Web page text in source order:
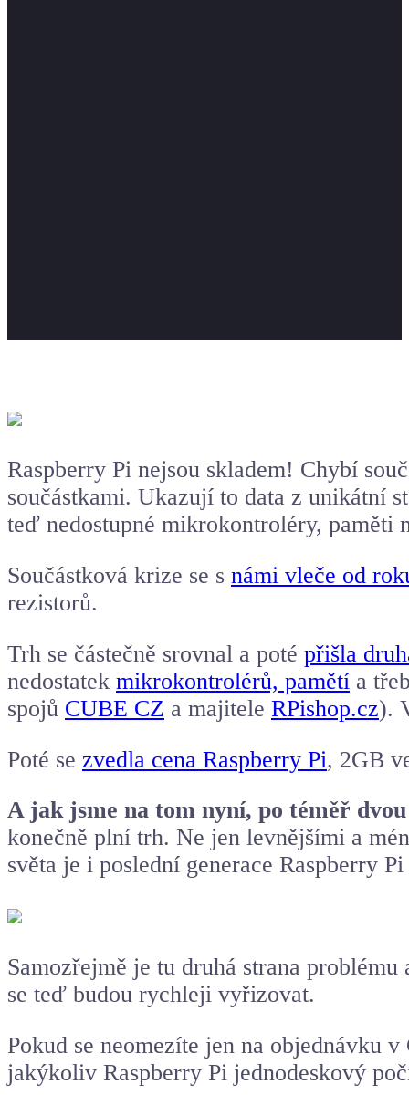
Raspberry Pi nejsou skladem! Chybí
součástkami. Ukazují to data z unikátní
teď nedostupné mikrokontroléry, paměti
Součástková krize se s námi vleče od
rezistorů.
Trh se částečně srovnal a poté přišla
nedostatek mikrokontrolérů, pamětí a
spojů CUBE CZ a majitele RPishop.cz).
Poté se zvedla cena Raspberry Pi, 2GB
A jak jsme na tom nyní, po téměř
konečně plní trh. Ne jen levnějšími a
světa je i poslední generace Raspberry
Samozřejmě je tu druhá strana
se teď budou rychleji vyřizovat.
Pokud se neomezíte jen na objednávku
jakýkoliv Raspberry Pi jednodeskový